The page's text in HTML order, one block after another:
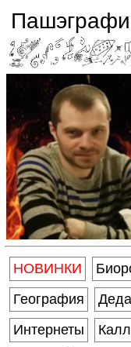
НОВИНКИ
География
Интернеты